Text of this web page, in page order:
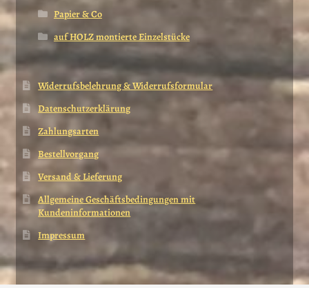
Papier & Co
auf HOLZ montierte Einzelstücke
Widerrufsbelehrung & Widerrufsformular
Datenschutzerklärung
Zahlungsarten
Bestellvorgang
Versand & Lieferung
Allgemeine Geschäftsbedingungen mit
Kundeninformationen
Impressum